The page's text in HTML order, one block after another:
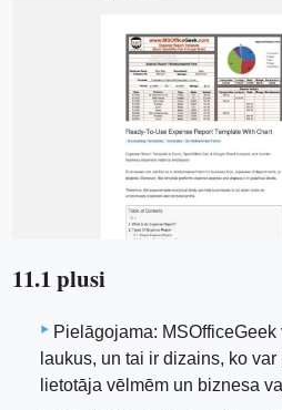
11.1 plusi
Pielāgojama:
laukus, un tai ir dizains, ko
lietotāja vēlmēm un biznesa